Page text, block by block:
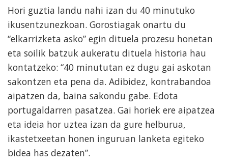
Hori guztia landu nahi izan du 40 minutuko
ikusentzunezkoan. Gorostiagak onartu du
“elkarrizketa asko” egin dituela prozesu honetan
eta soilik batzuk aukeratu dituela historia hau
kontatzeko: “40 minututan ez dugu gai askotan
sakontzen eta pena da. Adibidez, kontrabandoa
aipatzen da, baina sakondu gabe. Edota
portugaldarren pasatzea. Gai horiek ere aipatzea
eta ideia hor uztea izan da gure helburua,
ikastetxeetan honen inguruan lanketa egiteko
bidea has dezaten”.